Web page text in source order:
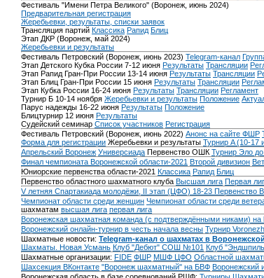
Фестиваль "Имени Петра Великого" (Воронеж, июнь 2024)
Предварительная регистрация
Жеребьевки, результаты, списки заявок
Трансляция партий Классика Рапид Блиц
Этап ДКР (Воронеж, май 2024)
Жеребьевки и результаты
Фестиваль Петровский (Воронеж, июнь 2023) Telegram-канал
Этап Детского Кубка России 7-12 июня Результаты Трансляции
Этап Рапид Гран-При России 13-14 июня Результаты Трансляции
Этап Блиц Гран-При России 15 июня Результаты Трансляции
Этап Кубка России 16-24 июня Результаты Трансляции Регламент
Турнир Б 10-14 ноября Жеребьевки и результаты Положение
Парус надежды 16-22 июня Результаты Положение
Блицтурнир 12 июня Результаты
Судейский семинар Список участников Регистрация
Фестиваль Петровский (Воронеж, июнь 2022) Анонс на сайте ФШР
Форма для регистрации Жеребьевки и результаты Турнир A (10-17
Апрельский Воронеж Универсиада Первенство ОШК Турнир Эло
Финал чемпионата Воронежской области-2021 Второй дивизион
Юниорские первенства области-2021 Классика Рапид Блиц
Первенство областного шахматного клуба Высшая лига Первая
V летняя Спартакиада молодёжи, II этап (ЦФО) 18-23 Первенство
Чемпионат области среди женщин Чемпионат области среди
шахматам высшая лига первая лига
Воронежская шахматная команда (с подтверждёнными никами) на
Воронежский онлайн-турнир в честь начала весны Турнир
Шахматные новости: Telegram-канал о шахматах в
Шахматы. Новая Усмань Клуб "Дебют" СОШ №101 Клуб
Шахматные организации: FIDE ФШР МШФ ЦФО Областной
Шахсекция ВКонтакте "Воронеж шахматный" на БВФ Воронежский